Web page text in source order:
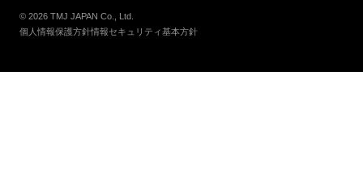
© 2026 TMJ JAPAN Co., Ltd.
個人情報保護方針情報セキュリティ基本方針